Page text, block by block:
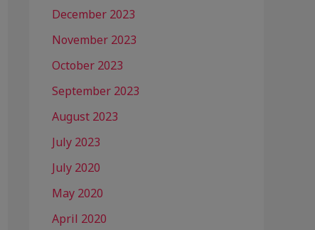
December 2023
November 2023
October 2023
September 2023
August 2023
July 2023
July 2020
May 2020
April 2020